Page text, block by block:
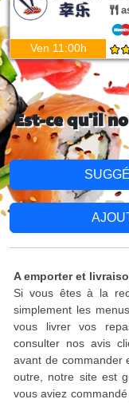
Ven 11:00h
Est-ce qu'il
A emporter et
Si vous êtes à la
simplement les
vous livrer vos
consulter nos avis
avant de commander
outre, notre site est
vous aviez